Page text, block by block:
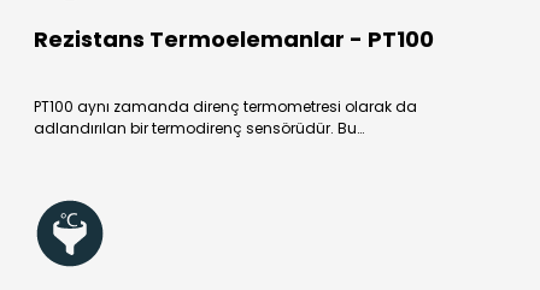
Rezistans Termoelemanlar - PT100
PT100 aynı zamanda direnç termometresi olarak da
adlandırılan bir termodirenç sensörüdür. Bu…